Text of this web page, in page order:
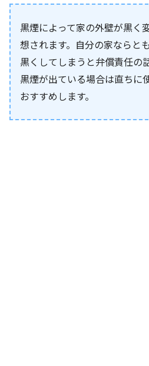
黒煙によって家の外壁が黒く
想されます。自分の家ならと
黒くしてしまうと弁償責任の
黒煙が出ている場合は直ちに
おすすめします。